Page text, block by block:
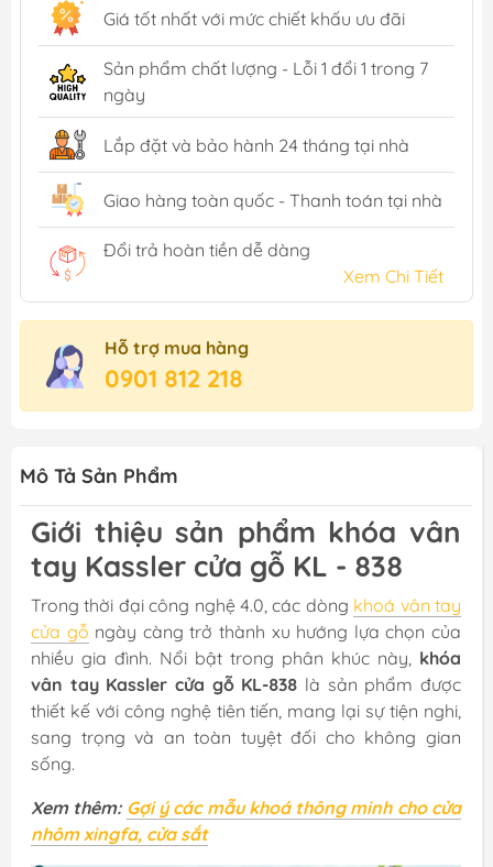
Giá tốt nhất với mức chiết khấu ưu đãi
Sản phẩm chất lượng - Lỗi 1 đổi 1 trong 7
ngày
Lắp đặt và bảo hành 24 tháng tại nhà
Giao hàng toàn quốc - Thanh toán tại nhà
Đổi trả hoàn tiền dễ dàng
Xem Chi Tiết
Hỗ trợ mua hàng
0901 812 218
Mô Tả Sản Phẩm
Giới thiệu sản phẩm khóa vân
tay Kassler cửa gỗ KL - 838
Trong thời đại công nghệ 4.0, các dòng khoá vân tay
cửa gỗ ngày càng trở thành xu hướng lựa chọn của
nhiều gia đình. Nổi bật trong phân khúc này, khóa
vân tay Kassler cửa gỗ KL-838 là sản phẩm được
thiết kế với công nghệ tiên tiến, mang lại sự tiện nghi,
sang trọng và an toàn tuyệt đối cho không gian
sống.
Xem thêm: Gợi ý các mẫu khoá thông minh cho cửa
nhôm xingfa, cửa sắt